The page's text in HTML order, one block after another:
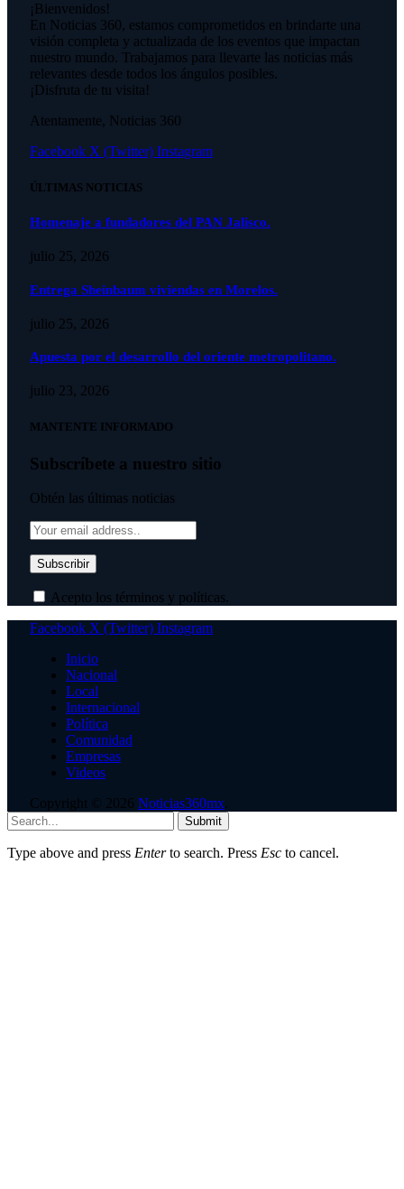
¡Bienvenidos!
En Noticias 360, estamos comprometidos en brindarte una
visión completa y actualizada de los eventos que impactan
nuestro mundo. Trabajamos para llevarte las noticias más
relevantes desde todos los ángulos posibles.
¡Disfruta de tu visita!
Atentamente, Noticias 360
Facebook X (Twitter) Instagram
ÚLTIMAS NOTICIAS
Homenaje a fundadores del PAN Jalisco.
julio 25, 2026
Entrega Sheinbaum viviendas en Morelos.
julio 25, 2026
Apuesta por el desarrollo del oriente metropolitano.
julio 23, 2026
MANTENTE INFORMADO
Subscríbete a nuestro sitio
Obtén las últimas noticias
Acepto los términos y políticas.
Facebook X (Twitter) Instagram
Inicio
Nacional
Local
Internacional
Política
Comunidad
Empresas
Videos
Copyright © 2026 Noticias360mx
Submit
Type above and press Enterto search. Press Esc to cancel.